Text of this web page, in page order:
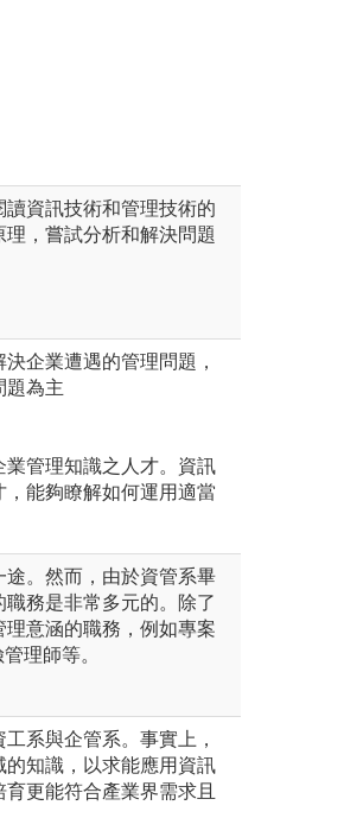
資訊技術和管理技術的
，嘗試分析和解決問題
企業遭遇的管理問題，
題為主
管理知識之人才。資訊
能夠瞭解如何運用適當
。然而，由於資管系畢
務是非常多元的。除了
意涵的職務，例如專案
理師等。
系與企管系。事實上，
知識，以求能應用資訊
更能符合產業界需求且